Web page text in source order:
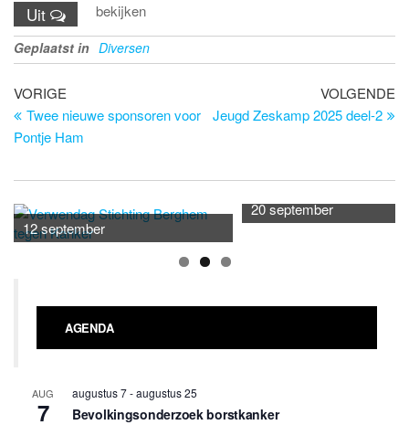
Uit
bekijken
Geplaatst in Diversen
Bericht
navigatie
Vorig
bericht
VORIGE
Twee nieuwe sponsoren voor
Pontje Ham
VOLGENDE
Jeugd Zeskamp 2025 deel-2
12 september
20 september
AGENDA
AUG
7
augustus 7-augustus 25
Bevolkingsonderzoek borstkanker